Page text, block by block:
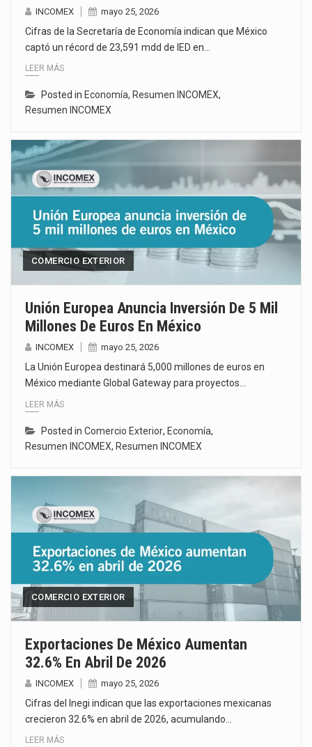
INCOMEX mayo 25, 2026
Cifras de la Secretaría de Economía indican que México
captó un récord de 23,591 mdd de IED en…
LEER MÁS
Posted in Economía, Resumen INCOMEX,
Resumen INCOMEX
COMERCIO EXTERIOR
Unión Europea Anuncia Inversión De 5 Mil
Millones De Euros En México
INCOMEX mayo 25, 2026
La Unión Europea destinará 5,000 millones de euros en
México mediante Global Gateway para proyectos…
LEER MÁS
Posted in Comercio Exterior, Economía,
Resumen INCOMEX, Resumen INCOMEX
COMERCIO EXTERIOR
Exportaciones De México Aumentan
32.6% En Abril De 2026
INCOMEX mayo 25, 2026
Cifras del Inegi indican que las exportaciones mexicanas
crecieron 32.6% en abril de 2026, acumulando…
LEER MÁS